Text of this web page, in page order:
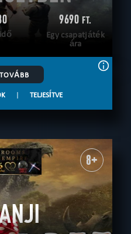
9690FT.
Egy csapatjáték
ára
| TELJESÍTVE
8+